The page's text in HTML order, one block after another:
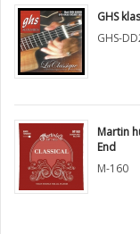
GHS
GHS-
Martin
End
M-160